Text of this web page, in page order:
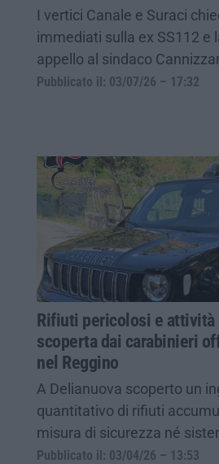
I vertici Canale e Suraci
immediati sulla ex SS112 e
appello al sindaco
Pubblicato il: 03/07/26 – 17:32
Rifiuti pericolosi e attività
scoperta dai carabinieri
nel Reggino
A Delianuova scoperto un
quantitativo di rifiuti
misura di sicurezza né
Pubblicato il: 03/04/26 – 13:53